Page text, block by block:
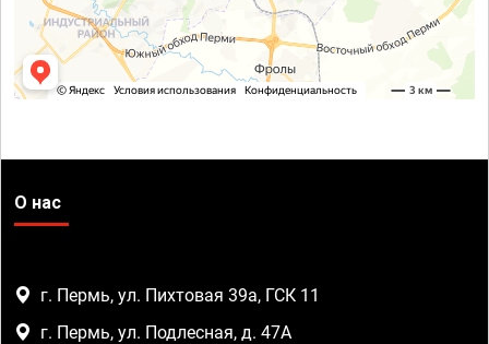
О нас
г. Пермь, ул. Пихтовая 39а, ГСК 11
г. Пермь, ул. Подлесная, д. 47А